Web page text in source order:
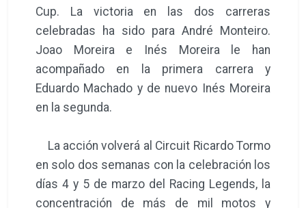
Cup. La victoria en las dos carreras
celebradas ha sido para André Monteiro.
Joao Moreira e Inés Moreira le han
acompañado en la primera carrera y
Eduardo Machado y de nuevo Inés Moreira
en la segunda.
La acción volverá al Circuit Ricardo Tormo
en solo dos semanas con la celebración los
días 4 y 5 de marzo del Racing Legends, la
concentración de más de mil motos y